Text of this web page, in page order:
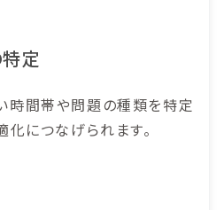
定
時間帯や問題の種類を特定
化につなげられます。